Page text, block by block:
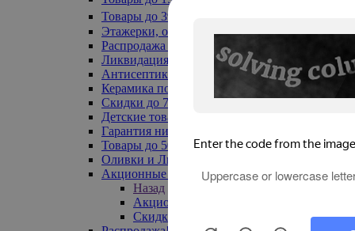
Товары до 399₽
Этажерки, обувницы
Распродажа текстиля до -50%
Ликвидация до -70%
Антисептики
Керамика по 129 руб
Скидки до 70%
Детские товары
Гарантия низкой цены
Товары до 500 руб
Оливки и Лимоны
Акционные товары
Назад
Акционные товары
Скидка 20% по промокоду